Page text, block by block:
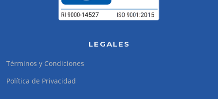
LEGALES
Términos y Condiciones
Política de Privacidad